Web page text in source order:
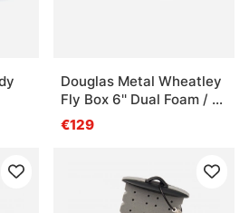
Douglas Metal Wheatley
Fly Box 6'' Dual Foam / 10
compartments
€129